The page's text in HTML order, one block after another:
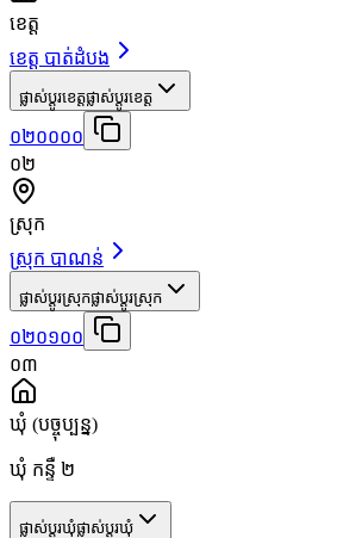
ខេត្ត
ខេត្ត បាត់ដំបង
ផ្លាស់ប្តូរខេត្តផ្លាស់ប្តូរខេត្ត
០២០០០០
០២
ស្រុក
ស្រុក បាណន់
ផ្លាស់ប្តូរស្រុកផ្លាស់ប្តូរស្រុក
០២០១០០
០៣
ឃុំ (បច្ចុប្បន្ន)
ឃុំ កន្ទឺ ២
ផ្លាស់ប្តូរឃុំផ្លាស់ប្តូរឃុំ